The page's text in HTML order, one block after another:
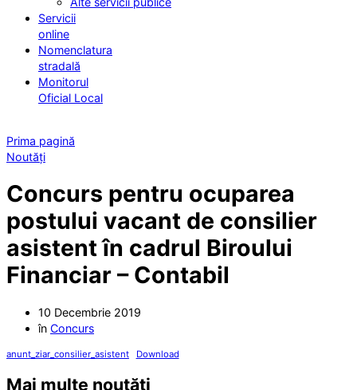
Servicii
online
Nomenclatura
stradală
Monitorul
Oficial Local
Prima pagină
Noutăți
Concurs pentru ocuparea
postului vacant de consilier
asistent în cadrul Biroului
Financiar – Contabil
10 Decembrie 2019
în Concurs
anunt_ziar_consilier_asistent Download
Mai multe noutăți